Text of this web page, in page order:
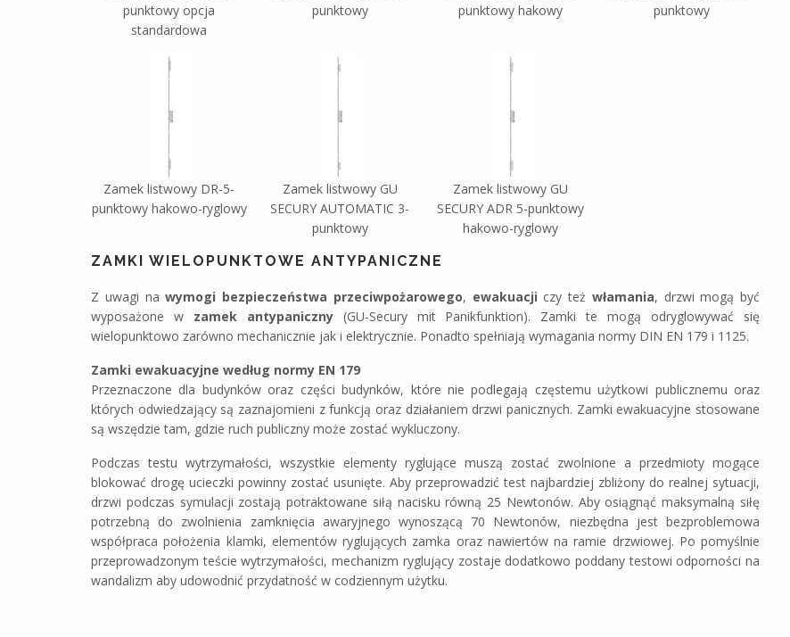
punktowy opcja
standardowa
punktowy
punktowy hakowy
punktowy
Zamek listwowy DR-5-
punktowy hakowo-ryglowy
Zamek listwowy GU
SECURY AUTOMATIC 3-
punktowy
Zamek listwowy GU
SECURY ADR 5-punktowy
hakowo-ryglowy
ZAMKI WIELOPUNKTOWE ANTYPANICZNE
Z uwagi nawymogi bezpieczeństwa przeciwpożarowego, ewakuacji czy też włamania, drzwi mogą być
wyposażone w zamek antypaniczny(GU-Secury mit Panikfunktion). Zamki te mogą odryglowywać się
wielopunktowo zarówno mechanicznie jak i elektrycznie. Ponadto spełniają wymagania normy DIN EN 179 i 1125.
Zamki ewakuacyjne według normy EN 179
Przeznaczone dla budynków oraz części budynków, które nie podlegają częstemu użytkowi publicznemu oraz
których odwiedzający są zaznajomieni z funkcją oraz działaniem drzwi panicznych. Zamki ewakuacyjne stosowane
są wszędzie tam, gdzie ruch publiczny może zostać wykluczony.
Podczas testu wytrzymałości, wszystkie elementy ryglujące muszą zostać zwolnione a przedmioty mogące
blokować drogę ucieczki powinny zostać usunięte. Aby przeprowadzić test najbardziej zbliżony do realnej sytuacji,
drzwi podczas symulacji zostają potraktowane siłą nacisku równą 25 Newtonów. Aby osiągnąć maksymalną siłę
potrzebną do zwolnienia zamknięcia awaryjnego wynoszącą 70 Newtonów, niezbędna jest bezproblemowa
współpraca położenia klamki, elementów ryglujących zamka oraz nawiertów na ramie drzwiowej. Po pomyślnie
przeprowadzonym teście wytrzymałości, mechanizm ryglujący zostaje dodatkowo poddany testowi odporności na
wandalizm aby udowodnić przydatność w codziennym użytku.